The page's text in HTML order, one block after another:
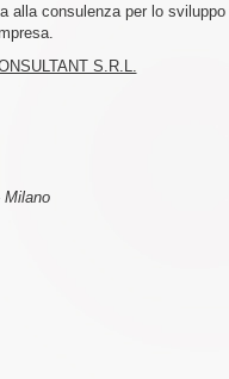
alla consulenza per lo sviluppo
S.R.L.
Milano